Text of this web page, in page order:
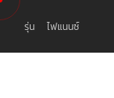
รุ่น ไฟแนนซ์